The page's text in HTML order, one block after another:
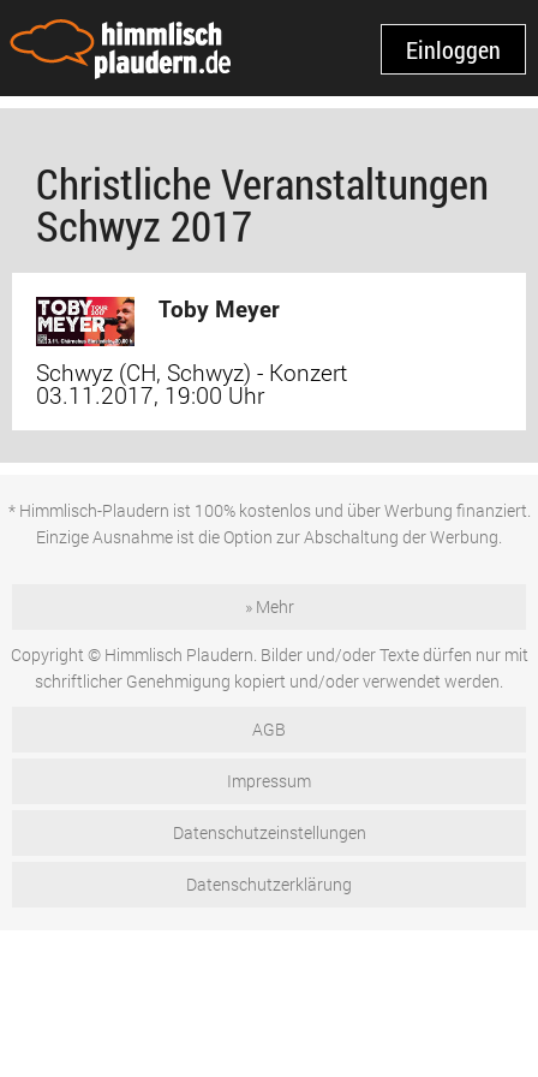
Einloggen
Christliche Veranstaltungen
Schwyz 2017
Toby Meyer
Schwyz (CH, Schwyz) - Konzert
03.11.2017, 19:00 Uhr
* Himmlisch-Plaudern ist 100% kostenlos und über Werbung finanziert.
Einzige Ausnahme ist die Option zur Abschaltung der Werbung.
» Mehr
Copyright © Himmlisch Plaudern. Bilder und/oder Texte dürfen nur mit
schriftlicher Genehmigung kopiert und/oder verwendet werden.
AGB
Impressum
Datenschutzeinstellungen
Datenschutzerklärung